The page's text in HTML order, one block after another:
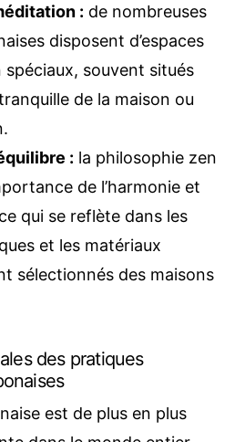
: de nombreuses
disposent d’espaces
souvent situés
de la maison ou
: la philosophie zen
de l’harmonie et
qui se reflète dans les
et les matériaux
sélectionnés des maisons
des pratiques
est de plus en plus